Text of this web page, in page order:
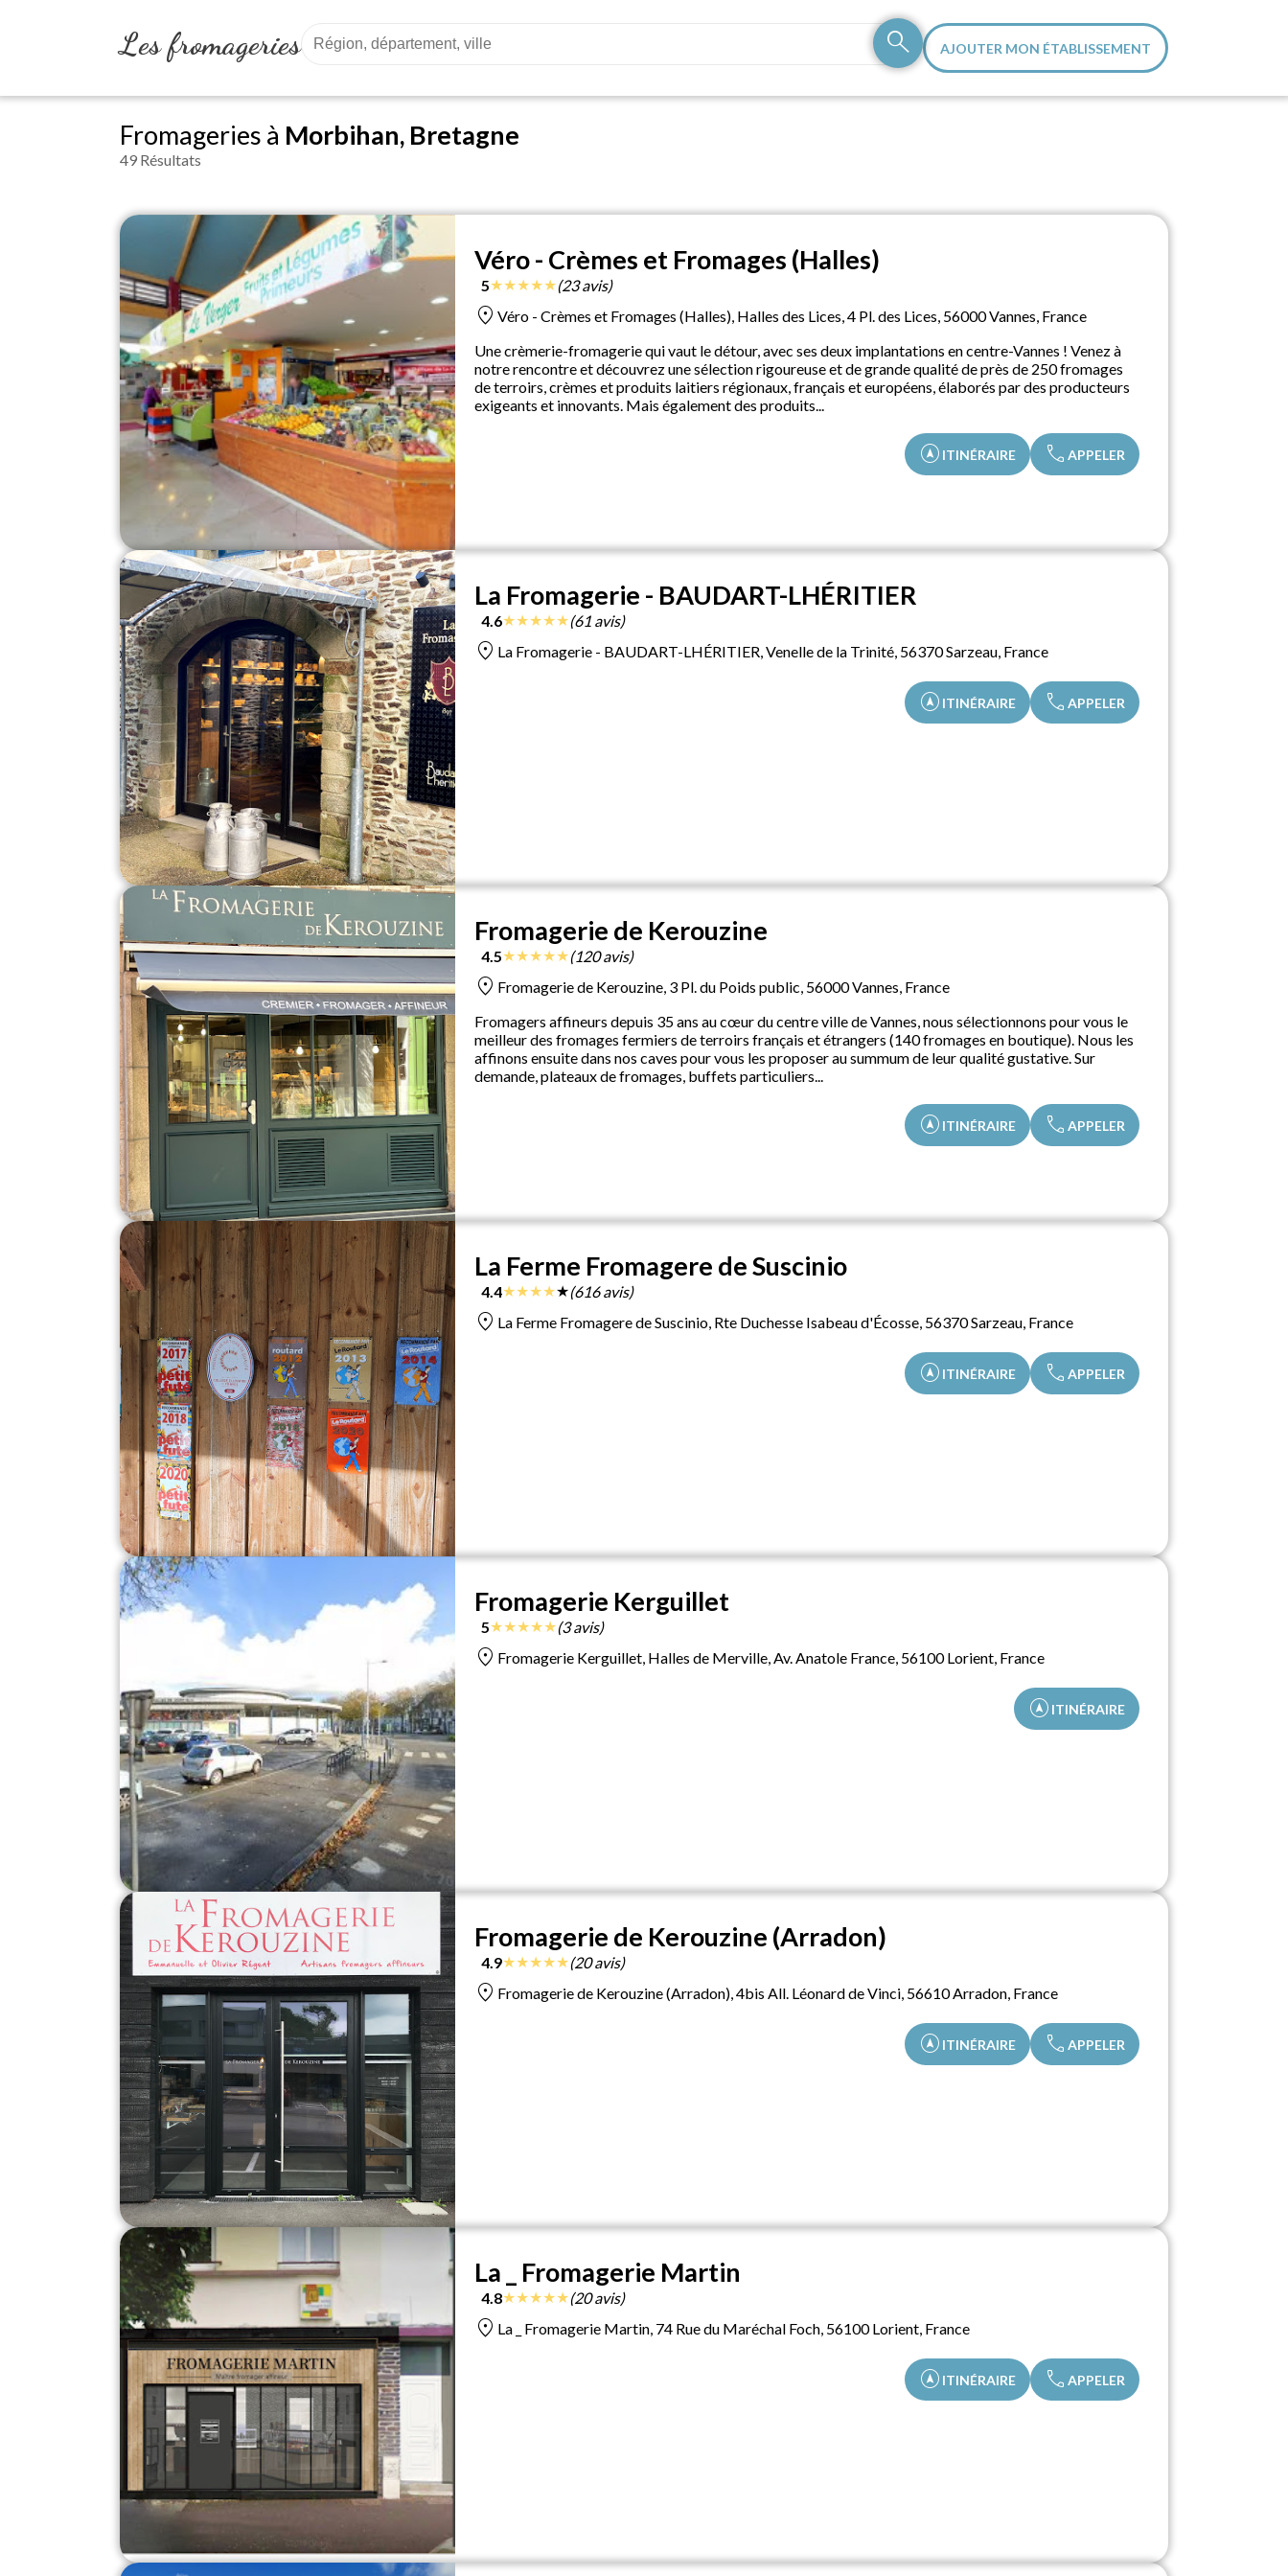
Les fromageries search AJOUTER MON ÉTABLISSEMENT
Fromageries à Morbihan, Bretagne
49 Résultats
Véro - Crèmes et Fromages (Halles)
5★★★★★(23 avis)
location_on Véro - Crèmes et Fromages (Halles), Halles des Lices, 4 Pl. des Lices, 56000 Vannes, France
Une crèmerie-fromagerie qui vaut le détour, avec ses deux implantations en centre-Vannes ! Venez à
notre rencontre et découvrez une sélection rigoureuse et de grande qualité de près de 250 fromages
de terroirs, crèmes et produits laitiers régionaux, français et européens, élaborés par des producteurs
exigeants et innovants. Mais également des produits...
assistant_navigation ITINÉRAIRE call APPELER
La Fromagerie - BAUDART-LHÉRITIER
4.6★★★★★(61 avis)
location_on La Fromagerie - BAUDART-LHÉRITIER, Venelle de la Trinité, 56370 Sarzeau, France
assistant_navigation ITINÉRAIRE call APPELER
Fromagerie de Kerouzine
4.5★★★★★(120 avis)
location_on Fromagerie de Kerouzine, 3 Pl. du Poids public, 56000 Vannes, France
Fromagers affineurs depuis 35 ans au cœur du centre ville de Vannes, nous sélectionnons pour vous le
meilleur des fromages fermiers de terroirs français et étrangers (140 fromages en boutique). Nous les
affinons ensuite dans nos caves pour vous les proposer au summum de leur qualité gustative. Sur
demande, plateaux de fromages, buffets particuliers...
assistant_navigation ITINÉRAIRE call APPELER
La Ferme Fromagere de Suscinio
4.4★★★★★(616 avis)
location_on La Ferme Fromagere de Suscinio, Rte Duchesse Isabeau d'Écosse, 56370 Sarzeau, France
assistant_navigation ITINÉRAIRE call APPELER
Fromagerie Kerguillet
5★★★★★(3 avis)
location_on Fromagerie Kerguillet, Halles de Merville, Av. Anatole France, 56100 Lorient, France
assistant_navigation ITINÉRAIRE
Fromagerie de Kerouzine (Arradon)
4.9★★★★★(20 avis)
location_on Fromagerie de Kerouzine (Arradon), 4bis All. Léonard de Vinci, 56610 Arradon, France
assistant_navigation ITINÉRAIRE call APPELER
La _ Fromagerie Martin
4.8★★★★★(20 avis)
location_on La _ Fromagerie Martin, 74 Rue du Maréchal Foch, 56100 Lorient, France
assistant_navigation ITINÉRAIRE call APPELER